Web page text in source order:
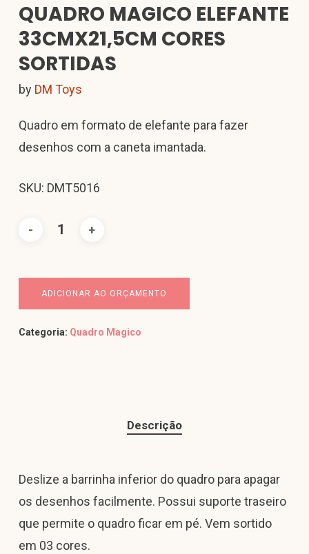
QUADRO MAGICO ELEFANTE
33CMX21,5CM CORES
SORTIDAS
by DM Toys
Quadro em formato de elefante para fazer
desenhos com a caneta imantada.
SKU: DMT5016
ADICIONAR AO ORÇAMENTO
Categoria: Quadro Magico
Descrição
Deslize a barrinha inferior do quadro para apagar
os desenhos facilmente. Possui suporte traseiro
que permite o quadro ficar em pé. Vem sortido
em 03 cores.